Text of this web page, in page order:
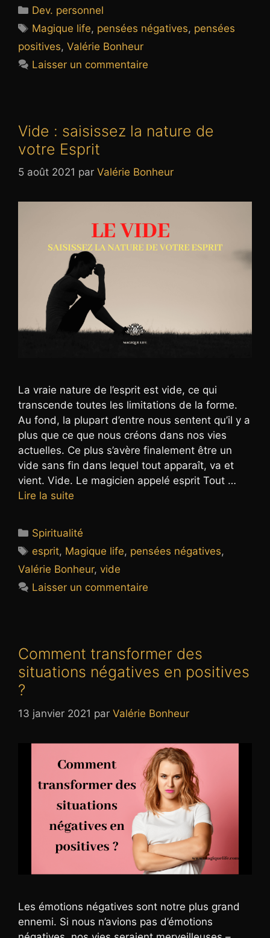
Catégories
Dev. personnel
Étiquettes
Magique life, pensées négatives, pensées
positives, Valérie Bonheur
Laisser un commentaire
Vide : saisissez la nature de
votre Esprit
5 août 2021 par Valérie Bonheur
La vraie nature de l’esprit est vide, ce qui
transcende toutes les limitations de la forme.
Au fond, la plupart d’entre nous sentent qu’il y a
plus que ce que nous créons dans nos vies
actuelles. Ce plus s’avère finalement être un
vide sans fin dans lequel tout apparaît, va et
vient. Vide. Le magicien appelé esprit Tout …
Lire la suite
Catégories
Spiritualité
Étiquettes
esprit, Magique life, pensées négatives,
Valérie Bonheur, vide
Laisser un commentaire
Comment transformer des
situations négatives en positives
?
13 janvier 2021 par Valérie Bonheur
Les émotions négatives sont notre plus grand
ennemi. Si nous n’avions pas d’émotions